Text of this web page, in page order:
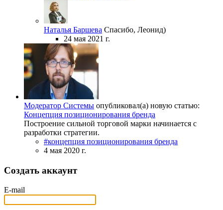
Наталья Баршева Спасибо, Леонид)
24 мая 2021 г.
Модератор Системы опубликовал(а) новую статью:
Концепция позиционирования бренда
Построение сильной торговой марки начинается с
разработки стратегии.
#концепция позиционирования бренда
4 мая 2020 г.
Создать аккаунт
E-mail